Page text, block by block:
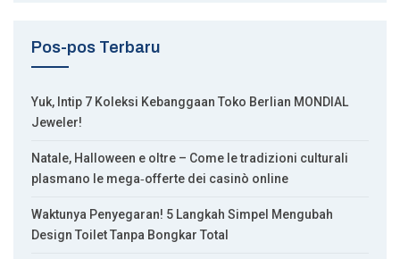
Pos-pos Terbaru
Yuk, Intip 7 Koleksi Kebanggaan Toko Berlian MONDIAL
Jeweler!
Natale, Halloween e oltre – Come le tradizioni culturali
plasmano le mega‑offerte dei casinò online
Waktunya Penyegaran! 5 Langkah Simpel Mengubah
Design Toilet Tanpa Bongkar Total